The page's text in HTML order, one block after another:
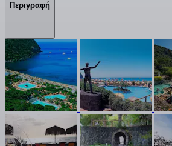
Περιγραφή